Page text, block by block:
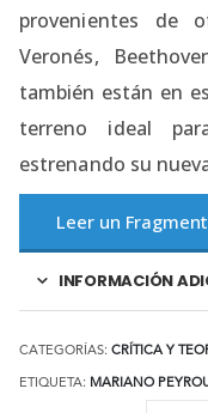
provenientes de
Veronés,
también están en
terreno ideal
estrenando su
Leer un
INFORMACIÓN
CATEGORÍAS: CRÍTICA Y
ETIQUETA: MARIANO